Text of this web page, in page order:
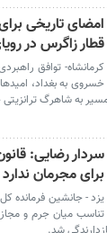
امضای تاریخی
قطار زاگرس در
کرمانشاه- توافق
خسروی به بغداد،
به شاهرگ
سردار رضایی:
برای مجرمان ندارد
یزد - جانشین فرمانده
تناسب میان جرم و